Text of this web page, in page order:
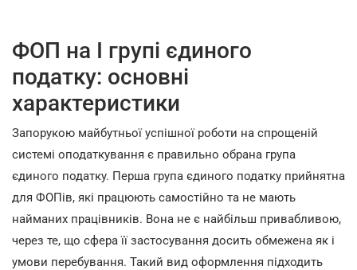
ФОП на І групі єдиного
податку: основні
характеристики
Запорукою майбутньої успішної роботи на спрощеній
системі оподаткування є правильно обрана група
єдиного податку. Перша група єдиного податку прийнятна
для ФОПів, які працюють самостійно та не мають
найманих працівників. Вона не є найбільш привабливою,
через те, що сфера її застосування досить обмежена як і
умови перебування. Такий вид оформлення підходить